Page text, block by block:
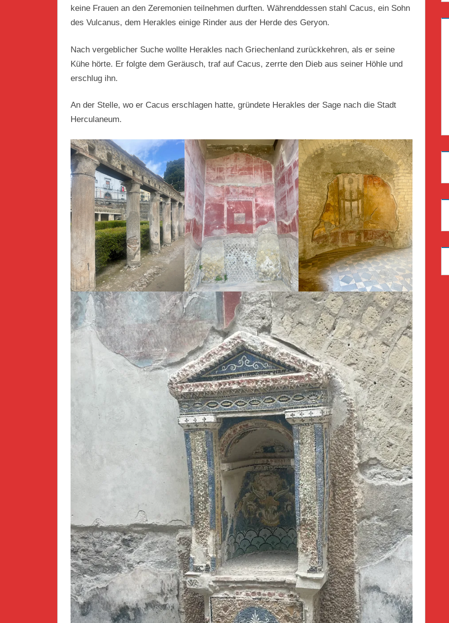
keine Frauen an den Zeremonien teilnehmen durften. Währenddessen stahl Cacus, ein Sohn
des Vulcanus, dem Herakles einige Rinder aus der Herde des Geryon.
Nach vergeblicher Suche wollte Herakles nach Griechenland zurückkehren, als er seine
Kühe hörte. Er folgte dem Geräusch, traf auf Cacus, zerrte den Dieb aus seiner Höhle und
erschlug ihn.
An der Stelle, wo er Cacus erschlagen hatte, gründete Herakles der Sage nach die Stadt
Herculaneum.